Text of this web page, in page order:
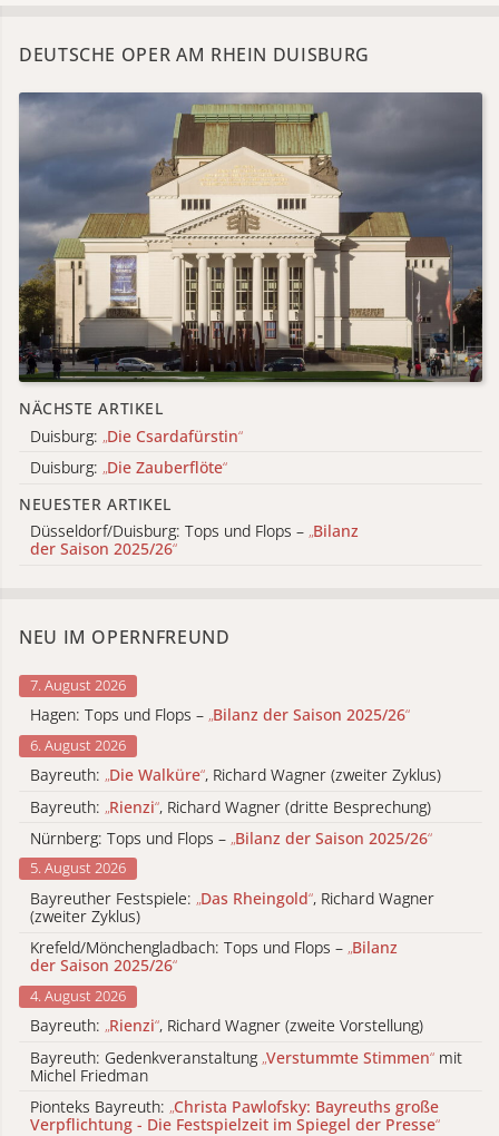
DEUTSCHE OPER AM RHEIN DUISBURG
NÄCHSTE ARTIKEL
Duisburg: „Die Csardafürstin“
Duisburg: „Die Zauberflöte“
NEUESTER ARTIKEL
Düsseldorf/Duisburg: Tops und Flops – „Bilanz
der Saison 2025/26“
NEU IM OPERNFREUND
7. August 2026
Hagen: Tops und Flops – „Bilanz der Saison 2025/26“
6. August 2026
Bayreuth: „Die Walküre“, Richard Wagner (zweiter Zyklus)
Bayreuth: „Rienzi“, Richard Wagner (dritte Besprechung)
Nürnberg: Tops und Flops – „Bilanz der Saison 2025/26“
5. August 2026
Bayreuther Festspiele: „Das Rheingold“, Richard Wagner
(zweiter Zyklus)
Krefeld/Mönchengladbach: Tops und Flops – „Bilanz
der Saison 2025/26“
4. August 2026
Bayreuth: „Rienzi“, Richard Wagner (zweite Vorstellung)
Bayreuth: Gedenkveranstaltung „Verstummte Stimmen“ mit
Michel Friedman
Pionteks Bayreuth: „Christa Pawlofsky: Bayreuths große
Verpflichtung - Die Festspielzeit im Spiegel der Presse“